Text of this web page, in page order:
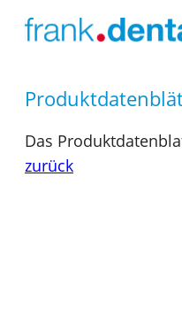
Das
zurück